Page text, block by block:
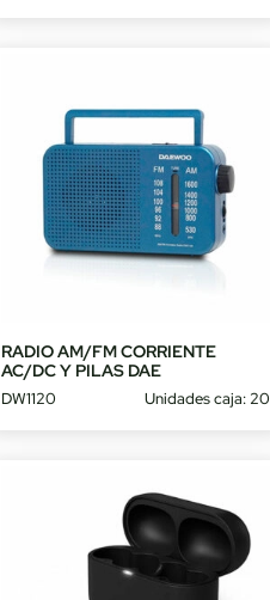
RADIO AM/FM CORRIENTE
AC/DC Y PILAS DAE
DW1120 Unidades caja: 20